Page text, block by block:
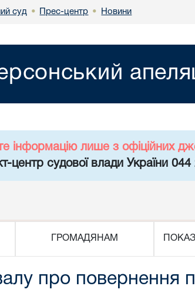
суд • Прес-центр • Новини
інформацію лише з офіційних
центр судової влади України
ГРОМАДЯНАМ
про повернення